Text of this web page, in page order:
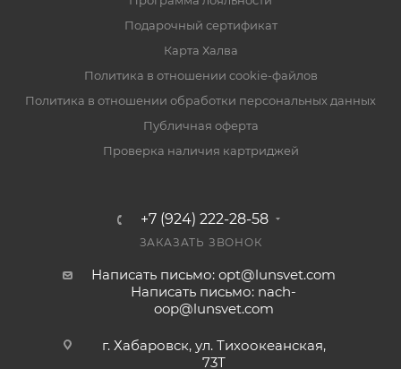
Подарочный сертификат
Карта Халва
Политика в отношении cookie-файлов
Политика в отношении обработки персональных данных
Публичная оферта
Проверка наличия картриджей
+7 (924) 222-28-58
ЗАКАЗАТЬ ЗВОНОК
Написать письмо: opt@lunsvet.com
Написать письмо: nach-
oop@lunsvet.com
г. Хабаровск, ул. Тихоокеанская,
73Т